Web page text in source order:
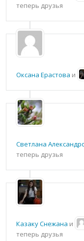
теперь друзья
Оксана Ерастова и
Светлана
теперь друзья
Казаку Снежана и
теперь друзья